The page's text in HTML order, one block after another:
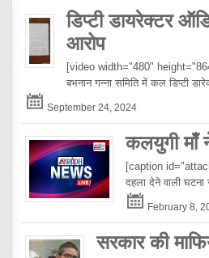
डिप्टी डायरेक्टर
आरोप
[video width="480"
बभनान गन्ना समिति में कल डिप्टी
September 24, 2024
कलयुगी माँ
[caption
दहला देने वाली
February 8,
सरकार की